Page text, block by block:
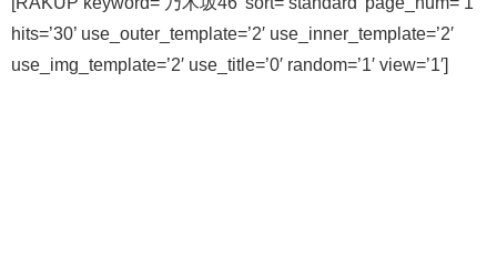
hits=’30’ use_outer_template=’2′ use_inner_template=’2′
use_img_template=’2′ use_title=’0′ random=’1′ view=’1′]